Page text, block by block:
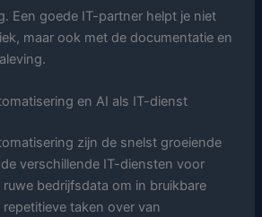
Een goede IT-partner helpt je niet
maar ook met de documentatie en
en AI als IT-dienst
zijn de snelst groeiende
verschillende IT-diensten voor
bedrijfsdata om in bruikbare
taken over van